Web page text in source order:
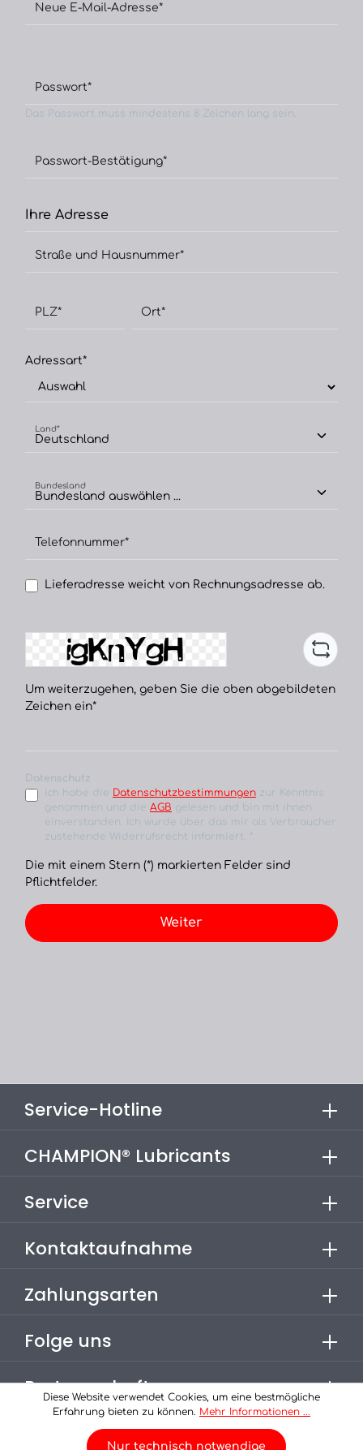
Neue E-Mail-Adresse*
Passwort*
Das Passwort muss mindestens 8 Zeichen lang sein.
Passwort-Bestätigung*
Ihre Adresse
Straße und Hausnummer*
PLZ* Ort*
Adressart*
Land*
Bundesland
Telefonnummer*
Lieferadresse weicht von Rechnungsadresse ab.
Um weiterzugehen, geben Sie die oben abgebildeten
Zeichen ein*
Datenschutz
Ich habe die Datenschutzbestimmungen zur Kenntnis
genommen und die AGB gelesen und bin mit ihnen
einverstanden. Ich wurde über das mir als Verbraucher
zustehende Widerrufsrecht informiert. *
Die mit einem Stern (*) markierten Felder sind
Pflichtfelder.
Weiter
Folge uns
Partnerschaften
Service-Hotline
CHAMPION® Lubricants
Service
Kontaktaufnahme
Zahlungsarten
* Alle Preise inkl. gesetzl. Mehrwertsteuer zzgl.
Versandkosten , wenn nicht anders angegeben.
Diese Website verwendet Cookies, um eine bestmögliche
Erfahrung bieten zu können. Mehr Informationen ...
Nur technisch notwendige